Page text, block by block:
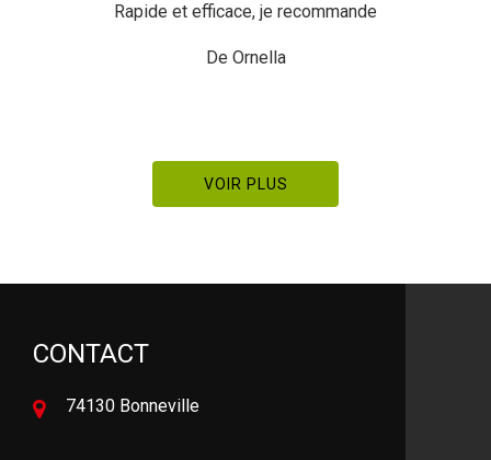
Rapide et efficace, je recommande
De Ornella
VOIR PLUS
CONTACT
74130 Bonneville